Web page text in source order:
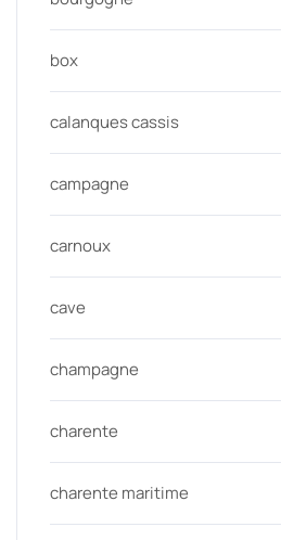
box
calanques cassis
campagne
carnoux
cave
champagne
charente
charente maritime